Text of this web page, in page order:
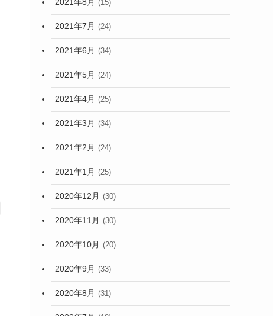
(15)
2021年7月 (24)
2021年6月 (34)
2021年5月 (24)
2021年4月 (25)
2021年3月 (34)
2021年2月 (24)
2021年1月 (25)
2020年12月 (30)
2020年11月 (30)
2020年10月 (20)
2020年9月 (33)
2020年8月 (31)